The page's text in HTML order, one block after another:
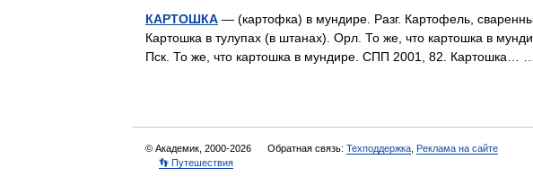
КАРТОШКА — (картофка) в мундире. Разг. Картофель,
Картошка в тулупах (в штанах). Орл. То же, что картошка в
Пск. То же, что картошка в мундире. СПП 2001, 82. Картошка…
© Академик, 2000-2026 Обратная связь: Техподдержка Реклама на сайте
👣 Путешествия